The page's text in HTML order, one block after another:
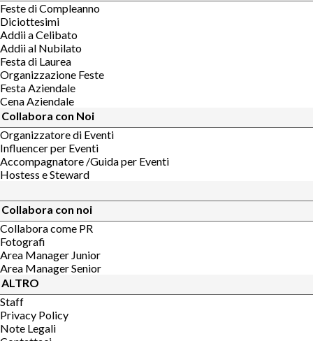
Feste di Compleanno
Diciottesimi
Addii a Celibato
Addii al Nubilato
Festa di Laurea
Organizzazione Feste
Festa Aziendale
Cena Aziendale
Collabora con Noi
Organizzatore di Eventi
Influencer per Eventi
Accompagnatore /Guida per Eventi
Hostess e Steward
Collabora con noi
Collabora come PR
Fotografi
Area Manager Junior
Area Manager Senior
ALTRO
Staff
Privacy Policy
Note Legali